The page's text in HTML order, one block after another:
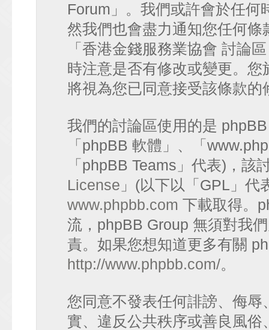
Forum」。我們或許會於任何
然我們也會盡力通知您任何
「香港金錢服務業協會 討論
時注意是否有修改或變更。
將視為您已同意接受該條款的
我們的討論區使用的是
「phpBB 軟體」、「
「phpBB Teams」代表)，該
License 」(以下以「GPL」代
www.phpbb.com 下載取得。
流，phpBB Group 無須對我
責。如果您想知道更多有關
http://www.phpbb.com/。
您同意不發表任何誹謗、侮
實、違反公共秩序或善良風